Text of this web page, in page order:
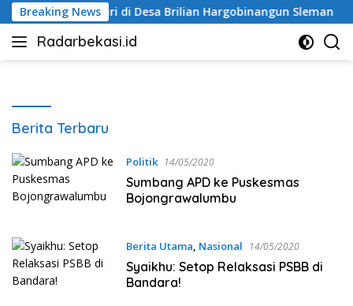
Langsung
ke
konten
Breaking News
Matahari di Desa Brilian Hargobinangun Sleman
Radarbekasi.id
Berita
Radarbekasi.id
Berita Terbaru
Politik 14/05/2020
Sumbang APD ke Puskesmas
Bojongrawalumbu
Berita Utama, Nasional 14/05/2020
Syaikhu: Setop Relaksasi PSBB di
Bandara!